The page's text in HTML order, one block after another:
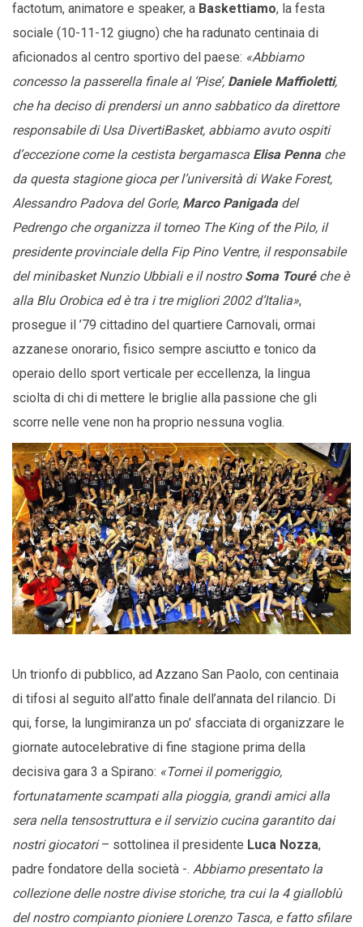
factotum, animatore e speaker, a Baskettiamo, la festa
sociale (10-11-12 giugno) che ha radunato centinaia di
aficionados al centro sportivo del paese: «Abbiamo
concesso la passerella finale al ‘Pise’, Daniele Maffioletti,
che ha deciso di prendersi un anno sabbatico da direttore
responsabile di Usa DivertiBasket, abbiamo avuto ospiti
d’eccezione come la cestista bergamasca Elisa Pennache
da questa stagione gioca per l’università di Wake Forest,
Alessandro Padova del Gorle, Marco Panigadadel
Pedrengo che organizza il torneo The King of the Pilo, il
presidente provinciale della Fip Pino Ventre, il responsabile
del minibasket Nunzio Ubbiali e il nostro Soma Touréche è
alla Blu Orobica ed è tra i tre migliori 2002 d’Italia»,
prosegue il ’79 cittadino del quartiere Carnovali, ormai
azzanese onorario, fisico sempre asciutto e tonico da
operaio dello sport verticale per eccellenza, la lingua
sciolta di chi di mettere le briglie alla passione che gli
scorre nelle vene non ha proprio nessuna voglia.
Un trionfo di pubblico, ad Azzano San Paolo, con centinaia
di tifosi al seguito all’atto finale dell’annata del rilancio. Di
qui, forse, la lungimiranza un po’ sfacciata di organizzare le
giornate autocelebrative di fine stagione prima della
decisiva gara 3 a Spirano: «Tornei il pomeriggio,
fortunatamente scampati alla pioggia, grandi amici alla
sera nella tensostruttura e il servizio cucina garantito dai
nostri giocatori– sottolinea il presidente Luca Nozza,
padre fondatore della società -. Abbiamo presentato la
collezione delle nostre divise storiche, tra cui la 4 gialloblù
del nostro compianto pioniere Lorenzo Tasca, e fatto sfilare